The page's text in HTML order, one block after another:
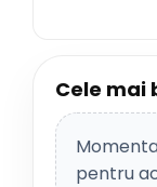
Cele mai
pentru